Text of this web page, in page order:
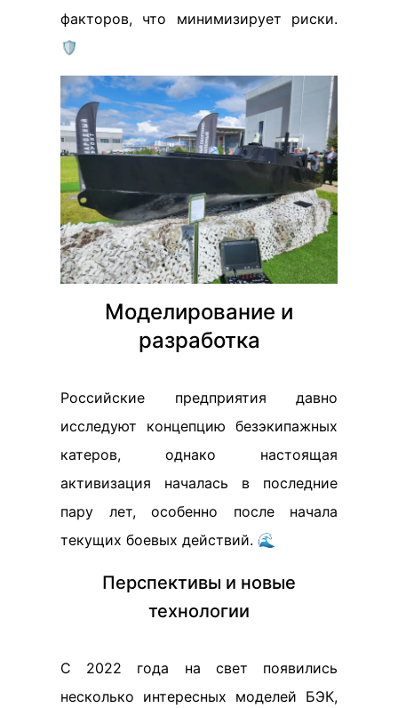
факторов, что минимизирует риски.
🛡️
Моделирование и
разработка
Российские предприятия давно
исследуют концепцию безэкипажных
катеров, однако настоящая
активизация началась в последние
пару лет, особенно после начала
текущих боевых действий. 🌊
Перспективы и новые
технологии
С 2022 года на свет появились
несколько интересных моделей БЭК,